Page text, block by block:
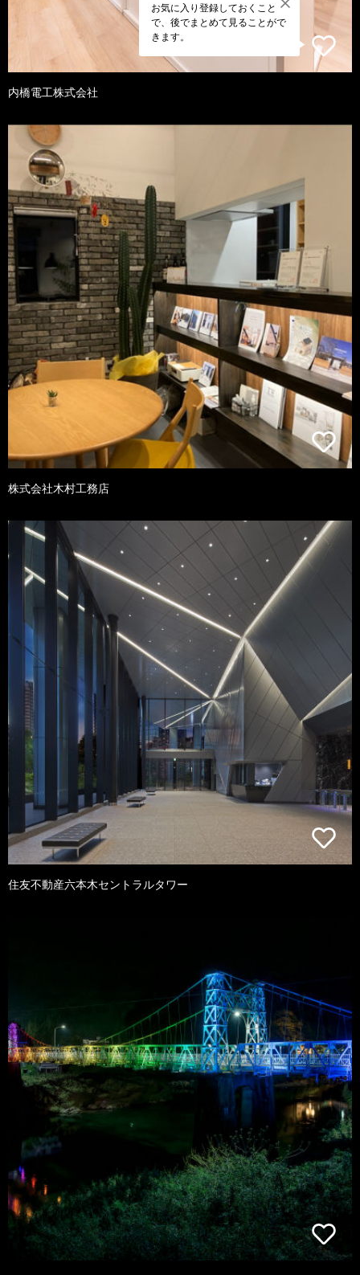
お気に入り登録しておくこと
で、後でまとめて見ることがで
きます。
内橋電工株式会社
株式会社木村工務店
住友不動産六本木セントラルタワー